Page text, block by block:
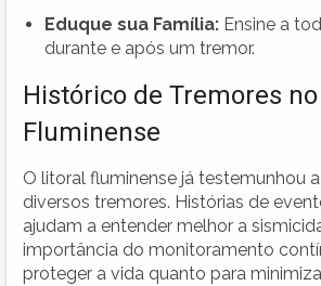
Eduque sua Família: Ensine a
durante e após um tremor.
Histórico de Tremores
Fluminense
O litoral fluminense já testemunhou
diversos tremores. Histórias de
ajudam a entender melhor a
importância do monitoramento
proteger a vida quanto para